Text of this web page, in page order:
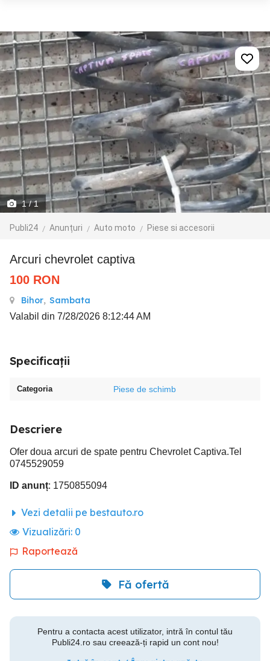
1/ 1
Publi24 Anunțuri Auto moto Piese si accesorii
Arcuri chevrolet captiva
100 RON
Bihor, Sambata
Valabil din 7/28/2026 8:12:44 AM
Specificații
Categoria Piese de schimb
Descriere
Ofer doua arcuri de spate pentru Chevrolet Captiva.Tel
0745529059
ID anunț: 1750855094
Vezi detalii pe bestauto.ro
Vizualizări: 0
Raportează
Fă ofertă
Pentru a contacta acest utilizator, intră în contul tău
Publi24.ro sau creează-ți rapid un cont nou!